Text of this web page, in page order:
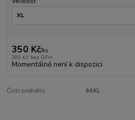
350 Kč/ks
289 Kč bez DPH
Momentálně není k dispozici
Číslo produktu: 94XL